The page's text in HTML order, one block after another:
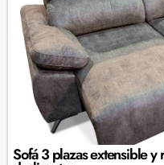
Sofá 3 plazas extensible y